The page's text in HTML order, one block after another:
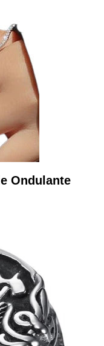
Ondulante